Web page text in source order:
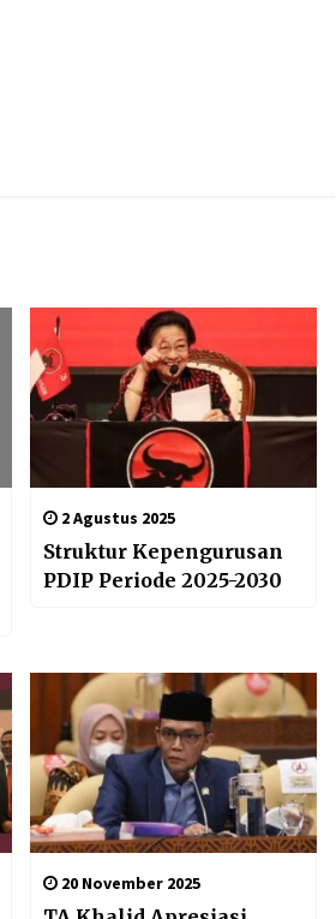
2 Agustus 2025
Struktur Kepengurusan
PDIP Periode 2025-2030
20 November 2025